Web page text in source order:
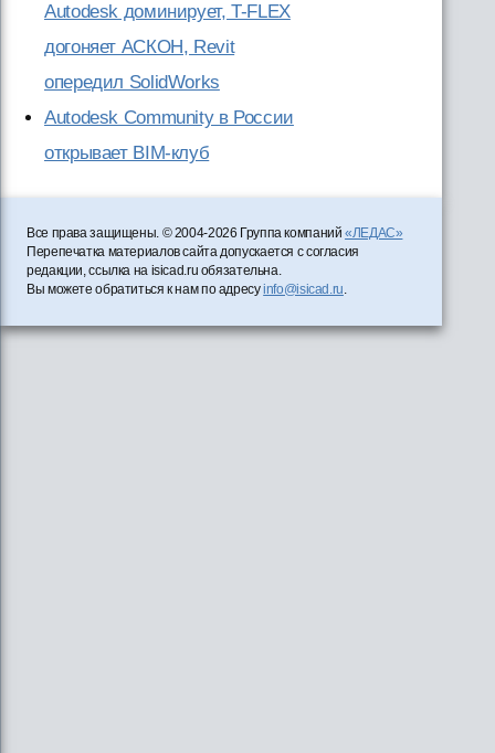
Autodesk доминирует, T-FLEX
догоняет АСКОН, Revit
опередил SolidWorks
Autodesk Community в России
открывает BIM-клуб
Все права защищены. © 2004-2026 Группа компаний«ЛЕДАС»
Перепечатка материалов сайта допускается с согласия
редакции, ссылка на isicad.ru обязательна.
Вы можете обратиться к нам по адресуinfo@isicad.ru.